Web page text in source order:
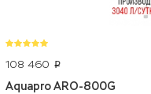
108 460 p
Aquapro ARO-800G